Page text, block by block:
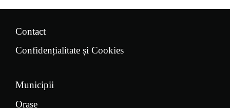
Contact
Confidențialitate și Cookies
Municipii
Orașe